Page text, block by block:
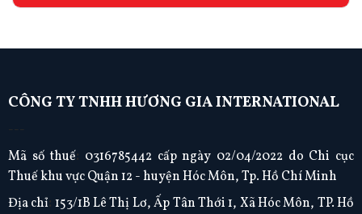
CÔNG TY TNHH HƯƠNG GIA INTERNATIONAL
---
Mã số thuế: 0316785442 cấp ngày 02/04/2022 do Chi cục
Thuế khu vực Quận 12 - huyện Hóc Môn, Tp. Hồ Chí Minh
Địa chỉ: 153/1B Lê Thị Lơ, Ấp Tân Thới 1, Xã Hóc Môn, TP. Hồ